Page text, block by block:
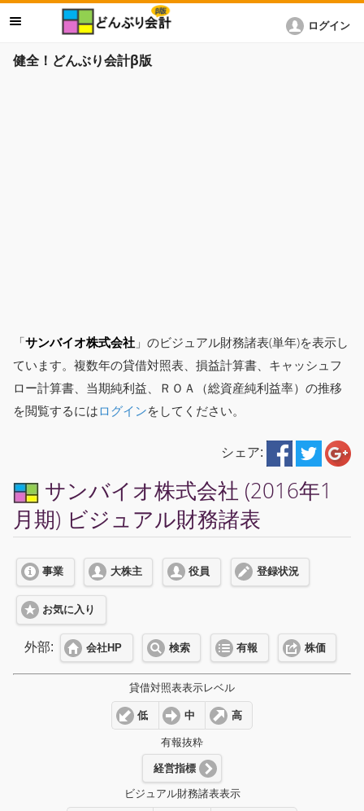
健全！どんぶり会計β版
ログイン
「サンバイオ株式会社 」のビジュアル財務諸表(単年)を表示し
ています。複数年の貸借対照表、損益計算書、キャッシュフ
ロー計算書、当期純利益、ＲＯＡ（総資産純利益率）の推移
を閲覧するにはログインをしてください。
シェア:
サンバイオ株式会社 (2016年1
月期) ビジュアル財務諸表
事業 大株主 役員 登録状況
お気に入り
外部: 会社HP 検索 有報 株価
貸借対照表表示レベル
低 中 高
有報抜粋
経営指標
ビジュアル財務諸表表示